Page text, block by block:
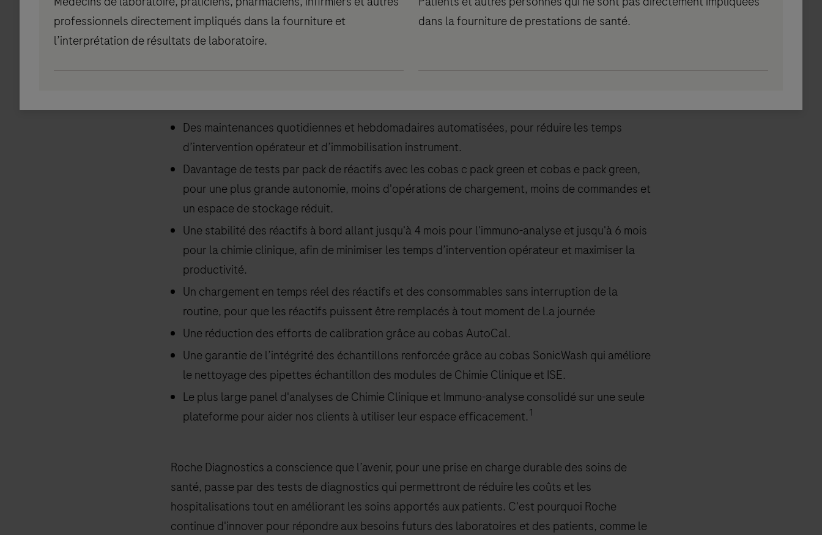
Pour répondre à ces défis, les solutions intégrées
les tâches importantes et consacrer moins de temps aux tâches manuelles.
Des maintenances quotidiennes et hebdomadaires automatisées, pour réduire les temps
d’intervention opérateur et d’immobilisation instrument.
Davantage de tests par pack de réactifs avec les cobas c pack green et cobas e pack green,
pour une plus grande autonomie, moins d'opérations de chargement, moins de commandes et
un espace de stockage réduit.
Une stabilité des réactifs à bord allant jusqu'à 4 mois pour l'immuno-analyse et jusqu'à 6 mois
pour la chimie clinique, afin de minimiser les temps d’intervention opérateur et maximiser la
productivité.
Un chargement en temps réel des réactifs et des consommables sans interruption de la
routine, pour que les réactifs puissent être remplacés à tout moment de l.a journée
Une réduction des efforts de calibration grâce au cobas AutoCal.
Une garantie de l’intégrité des échantillons renforcée grâce au cobas SonicWash qui améliore
le nettoyage des pipettes échantillon des modules de Chimie Clinique et ISE.
Le plus large panel d'analyses de Chimie Clinique et Immuno-analyse consolidé sur une seule
plateforme pour aider nos clients à utiliser leur espace efficacement. 1
Roche Diagnostics a conscience que l’avenir, pour une prise en charge durable des soins de
santé, passe par des tests de diagnostics qui permettront de réduire les coûts et les
hospitalisations tout en améliorant les soins apportés aux patients. C'est pourquoi Roche
continue d'innover pour répondre aux besoins futurs des laboratoires et des patients, comme le
professionnels directement impliqués dans la fourniture et
l’interprétation de résultats de laboratoire.
dans la fourniture de prestations de santé.